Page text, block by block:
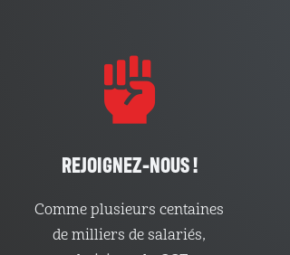
REJOIGNEZ-NOUS !
Comme plusieurs centaines
de milliers de salariés,